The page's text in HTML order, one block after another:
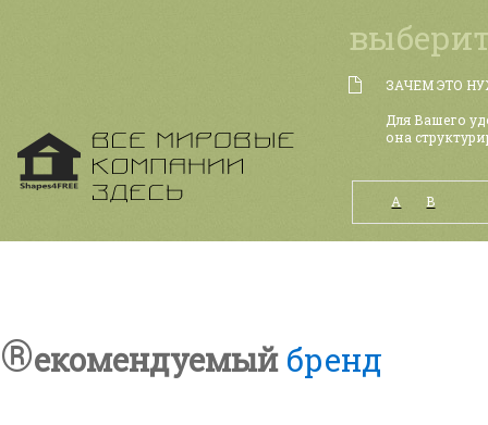
ЗАЧЕМ ЭТО
Для Вашего
она
А B
®екомендуемый бренд